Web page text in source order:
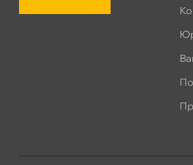
Ленинский пр. 92 к.1